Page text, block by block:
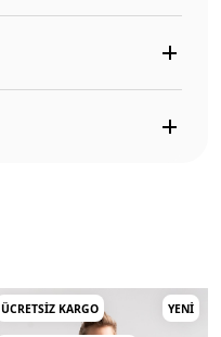
ÜCRETSIZ KARGO YENI